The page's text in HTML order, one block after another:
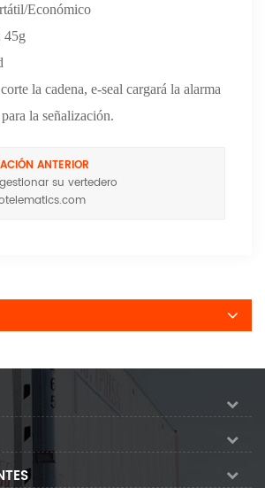
Económico
45g
la cadena, e-seal cargará la alarma
la señalización.
ANTERIOR
su vertedero